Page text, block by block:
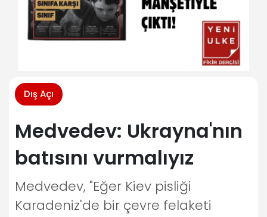
Dış Açı
Medvedev: Ukrayna'nın
batısını vurmalıyız
Medvedev, "Eğer Kiev pisliği
Karadeniz'de bir çevre felaketi